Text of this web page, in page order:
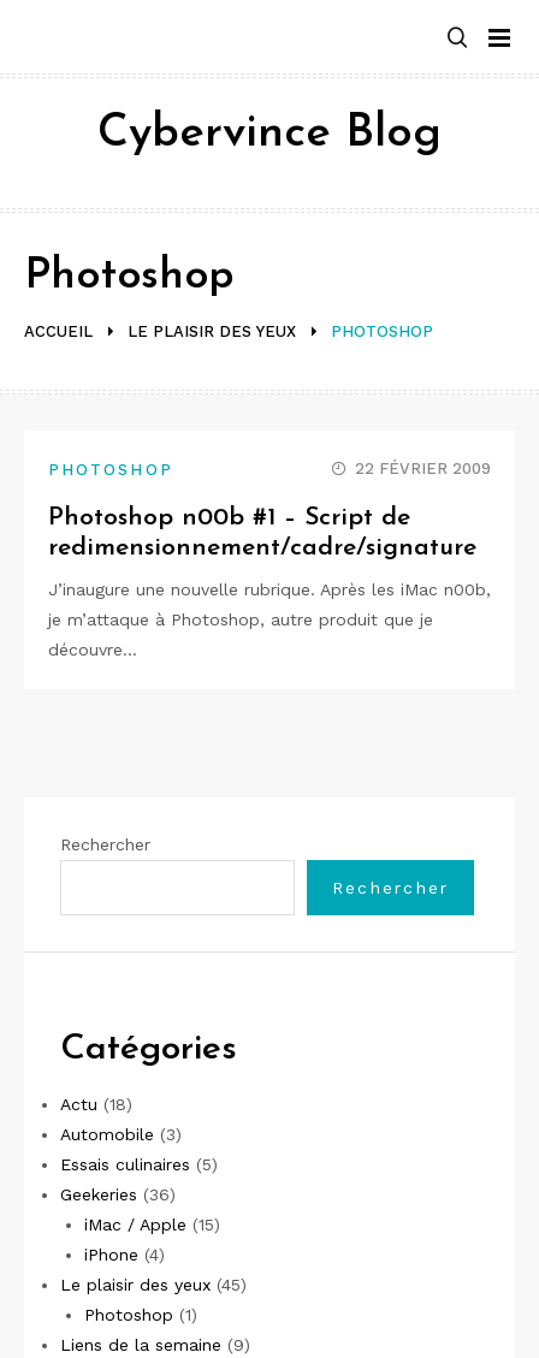
contenu
Cybervince Blog
ACCUEIL LE PLAISIR DES YEUX PHOTOSHOP
Photoshop
PHOTOSHOP 22 FÉVRIER 2009
Photoshop n00b #1 – Script de
redimensionnement/cadre/signature
J’inaugure une nouvelle rubrique. Après les iMac n00b,
je m’attaque à Photoshop, autre produit que je
découvre…
Rechercher
Rechercher
Catégories
Actu (18)
Automobile (3)
Essais culinaires (5)
Geekeries (36)
iMac / Apple (15)
iPhone (4)
Le plaisir des yeux (45)
Photoshop (1)
Liens de la semaine (9)